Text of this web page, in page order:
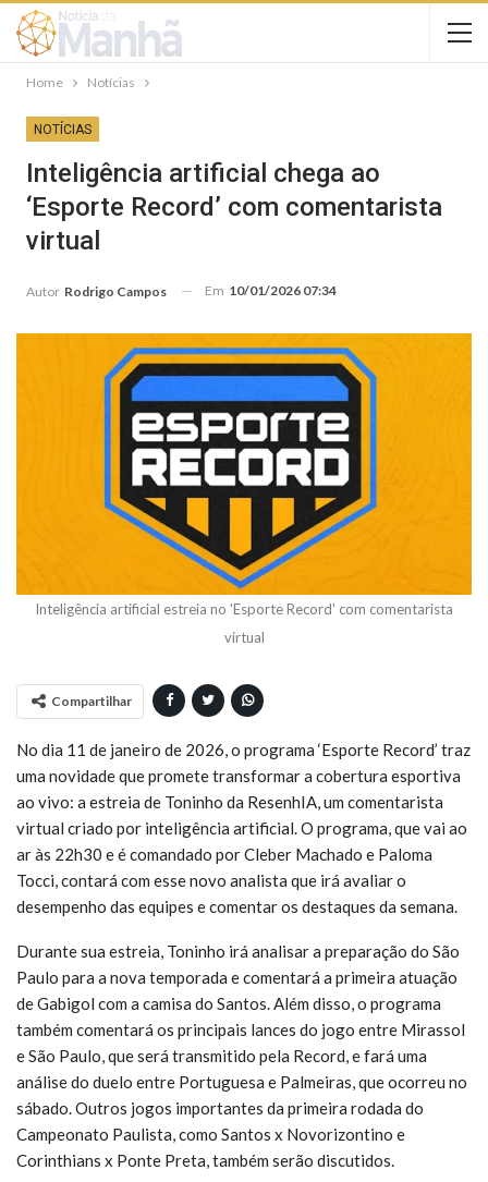
Home Notícias
NOTÍCIAS
Inteligência artificial chega ao
‘Esporte Record’ com comentarista
virtual
Autor Rodrigo Campos Em 10/01/2026 07:34
Inteligência artificial estreia no 'Esporte Record' com comentarista
virtual
Compartilhar
No dia 11 de janeiro de 2026, o programa ‘Esporte Record’ traz
uma novidade que promete transformar a cobertura esportiva
ao vivo: a estreia de Toninho da ResenhIA, um comentarista
virtual criado por inteligência artificial. O programa, que vai ao
ar às 22h30 e é comandado por Cleber Machado e Paloma
Tocci, contará com esse novo analista que irá avaliar o
desempenho das equipes e comentar os destaques da semana.
Durante sua estreia, Toninho irá analisar a preparação do São
Paulo para a nova temporada e comentará a primeira atuação
de Gabigol com a camisa do Santos. Além disso, o programa
também comentará os principais lances do jogo entre Mirassol
e São Paulo, que será transmitido pela Record, e fará uma
análise do duelo entre Portuguesa e Palmeiras, que ocorreu no
sábado. Outros jogos importantes da primeira rodada do
Campeonato Paulista, como Santos x Novorizontino e
Corinthians x Ponte Preta, também serão discutidos.